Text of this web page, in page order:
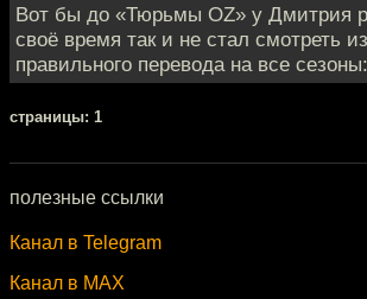
Вот бы до «Тюрьмы OZ» у Дмитрия
своё время так и не стал смотреть
правильного перевода на все
cтраницы: 1
полезные ссылки
Канал в Telegram
Канал в MAX